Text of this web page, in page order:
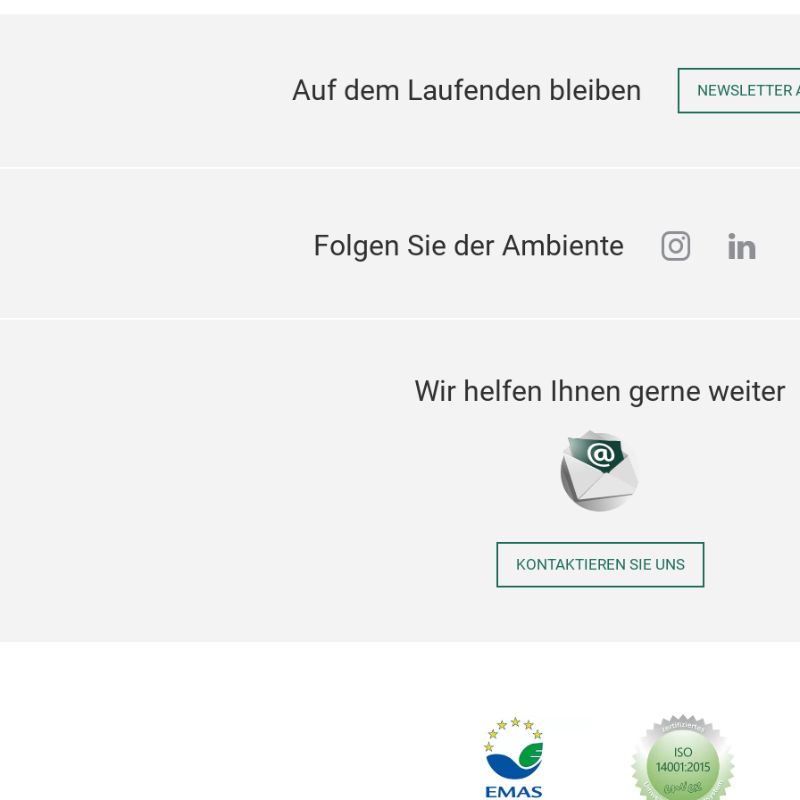
Auf dem Laufenden bleiben NEWSLETTER
Folgen Sie der Ambiente
Wir helfen Ihnen gerne weiter
KONTAKTIEREN SIE UNS